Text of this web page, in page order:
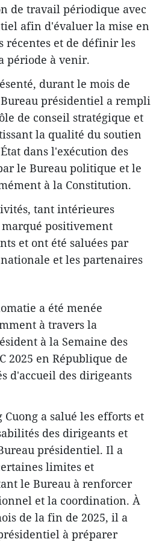
de travail périodique avec
afin d'évaluer la mise en
récentes et de définir les
période à venir.
durant le mois de
présidentiel a rempli
de conseil stratégique et
la qualité du soutien
dans l'exécution des
le Bureau politique et le
à la Constitution.
tant intérieures
positivement
et ont été saluées par
et les partenaires
a été menée
à travers la
à la Semaine des
2025 en République de
d'accueil des dirigeants
a salué les efforts et
des dirigeants et
présidentiel. Il a
limites et
le Bureau à renforcer
et la coordination. À
de la fin de 2025, il a
à préparer